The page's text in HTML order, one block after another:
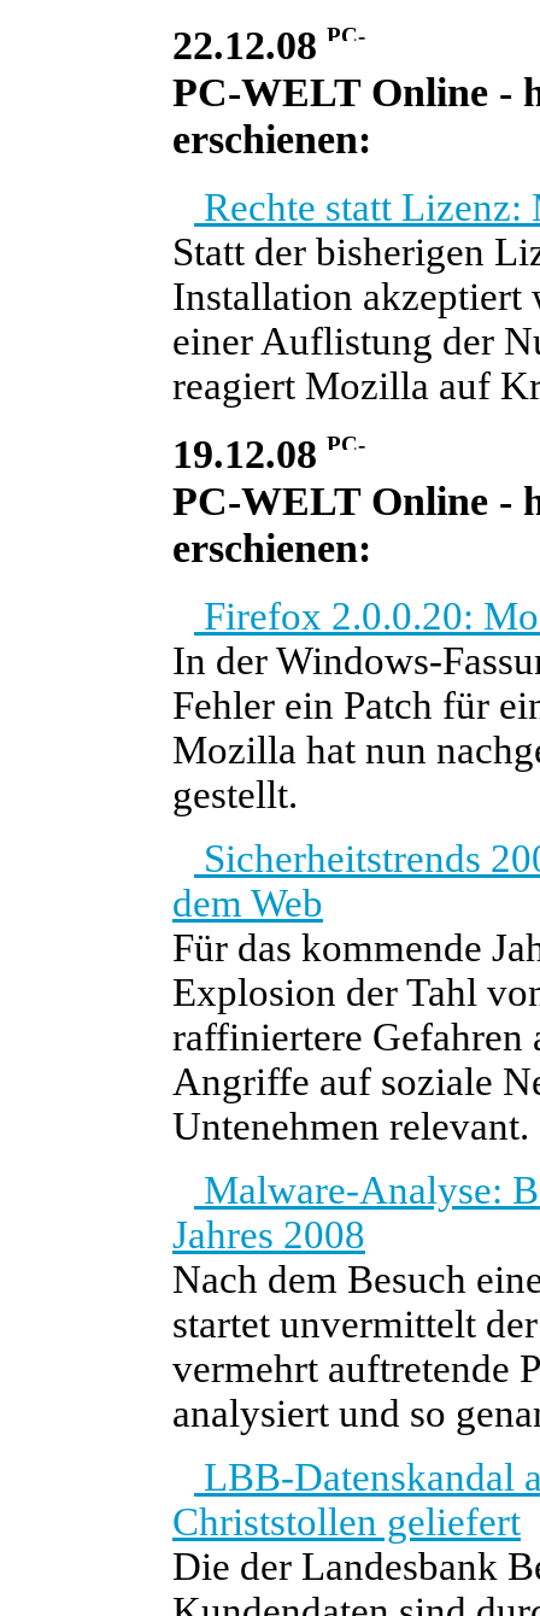
22.12.08
PC-WELT Online -
erschienen:
Rechte statt
Statt der bisherigen
Installation akzeptiert
einer Auflistung der
reagiert Mozilla auf
19.12.08
PC-WELT Online -
erschienen:
Firefox 2.0.0.20:
In der Windows-
Fehler ein Patch für
Mozilla hat nun
gestellt.
Sicherheitstrends
dem Web
Für das kommende
Explosion der Tahl
raffiniertere Gefahren
Angriffe auf soziale
Untenehmen relevant.
Malware-Analyse:
Jahres 2008
Nach dem Besuch
startet unvermittelt
vermehrt auftretende
analysiert und so
LBB-Datenskandal
Christstollen geliefert
Die der Landesbank